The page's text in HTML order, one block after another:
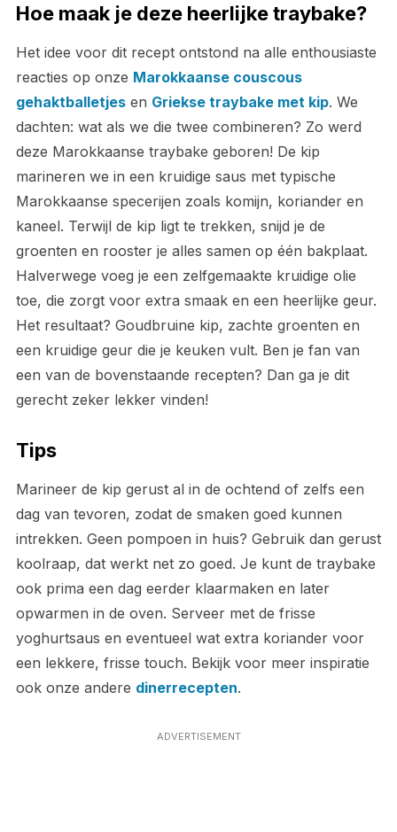
Hoe maak je deze heerlijke traybake?
Het idee voor dit recept ontstond na alle enthousiaste
reacties op onze Marokkaanse couscous
gehaktballetjesen Griekse traybake met kip. We
dachten: wat als we die twee combineren? Zo werd
deze Marokkaanse traybake geboren! De kip
marineren we in een kruidige saus met typische
Marokkaanse specerijen zoals komijn, koriander en
kaneel. Terwijl de kip ligt te trekken, snijd je de
groenten en rooster je alles samen op één bakplaat.
Halverwege voeg je een zelfgemaakte kruidige olie
toe, die zorgt voor extra smaak en een heerlijke geur.
Het resultaat? Goudbruine kip, zachte groenten en
een kruidige geur die je keuken vult. Ben je fan van
een van de bovenstaande recepten? Dan ga je dit
gerecht zeker lekker vinden!
Tips
Marineer de kip gerust al in de ochtend of zelfs een
dag van tevoren, zodat de smaken goed kunnen
intrekken. Geen pompoen in huis? Gebruik dan gerust
koolraap, dat werkt net zo goed. Je kunt de traybake
ook prima een dag eerder klaarmaken en later
opwarmen in de oven. Serveer met de frisse
yoghurtsaus en eventueel wat extra koriander voor
een lekkere, frisse touch. Bekijk voor meer inspiratie
ook onze andere dinerrecepten.
ADVERTISEMENT